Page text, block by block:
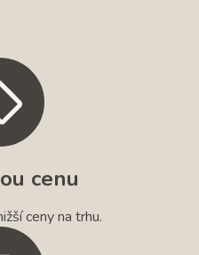
cenu
ceny na trhu.